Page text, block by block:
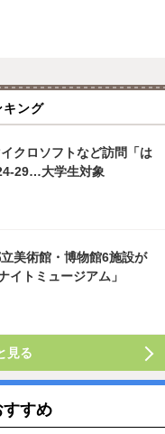
キング
イクロソフトなど訪問「は
29…大学生対象
立美術館・博物館6施設が
イトミュージアム」
見る
すすめ